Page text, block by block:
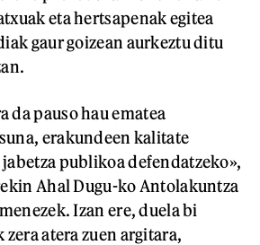
eta hertsapenak egitea
gaur goizean aurkeztu ditu
da pauso hau ematea
erakundeen kalitate
publikoa defendatzeko»,
Ahal Dugu-ko Antolakuntza
Izan ere, duela bi
atera zuen argitara,